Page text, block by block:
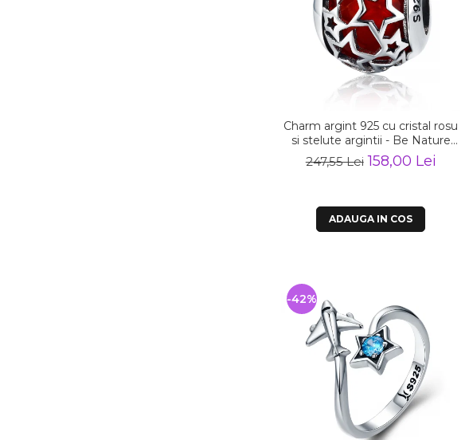
Charm argint 925 cu cristal rosu
si stelute argintii - Be Nature
PST0115
247,55 Lei 158,00 Lei
ADAUGA IN COS
-42%